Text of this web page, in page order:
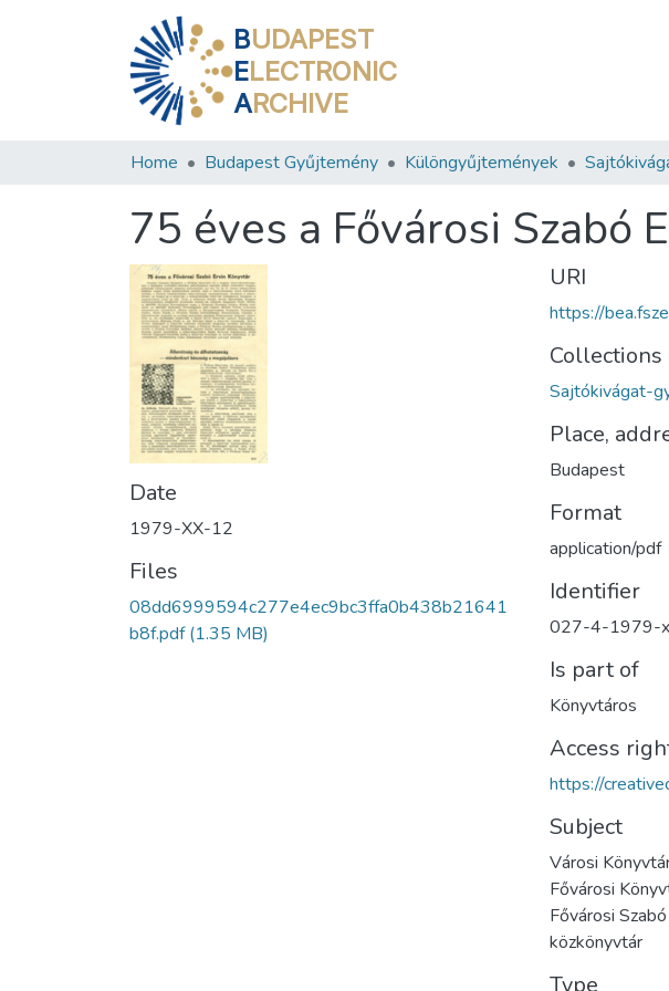
BUDAPEST
ELECTRONIC
ARCHIVE
Home Budapest Gyűjtemény Különgyűjtemények
75 éves a Fővárosi Szabó
Date
1979-XX-12
Files
08dd6999594c277e4ec9bc3ffa0b438b21641
b8f.pdf(1.35 MB)
URI
https://
Collections
Sajtókivágat-
Place,
Budapest
Format
application/pdf
Identifier
027-4-1979-
Is part of
Könyvtáros
Access
https://
Subject
Városi
Fővárosi
Fővárosi
közkönyvtár
Type